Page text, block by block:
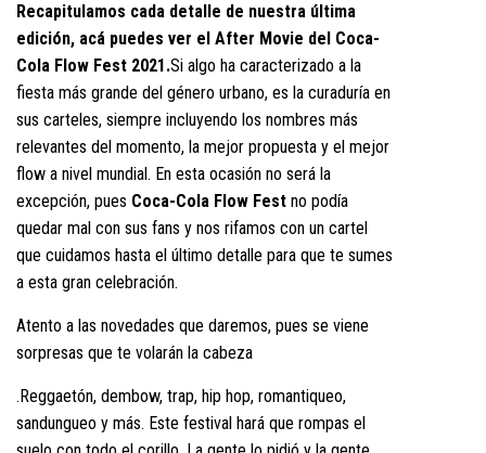
Recapitulamos cada detalle de nuestra última
edición, acá puedes ver el After Movie del Coca-
Cola Flow Fest 2021.Si algo ha caracterizado a la
fiesta más grande del género urbano, es la curaduría en
sus carteles, siempre incluyendo los nombres más
relevantes del momento, la mejor propuesta y el mejor
flow a nivel mundial. En esta ocasión no será la
excepción, pues Coca-Cola Flow Fest no podía
quedar mal con sus fans y nos rifamos con un cartel
que cuidamos hasta el último detalle para que te sumes
a esta gran celebración.
Atento a las novedades que daremos, pues se viene
sorpresas que te volarán la cabeza
.Reggaetón, dembow, trap, hip hop, romantiqueo,
sandungueo y más. Este festival hará que rompas el